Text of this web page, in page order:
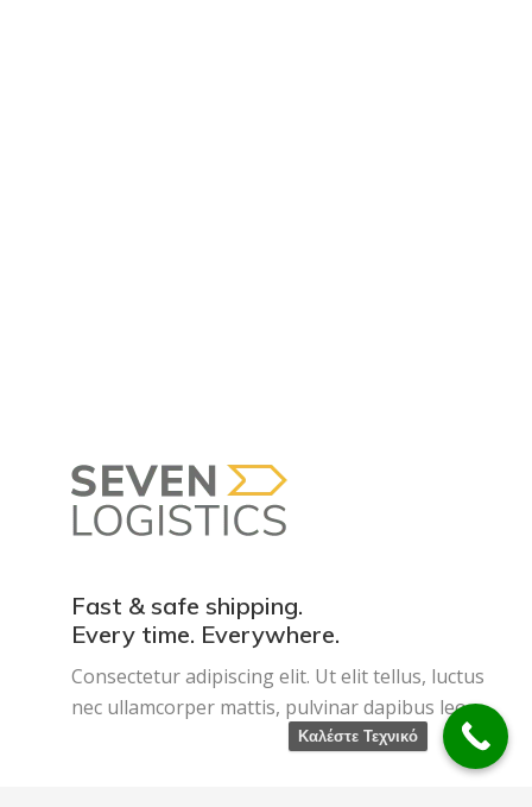
Fast & safe shipping.
Every time. Everywhere.
Consectetur adipiscing elit. Ut elit tellus, luctus
nec ullamcorper mattis, pulvinar dapibus leo.
Καλέστε Τεχνικό